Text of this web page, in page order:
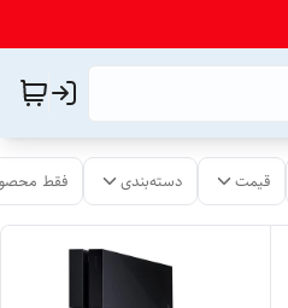
قیمت دسته‌بندی فقط